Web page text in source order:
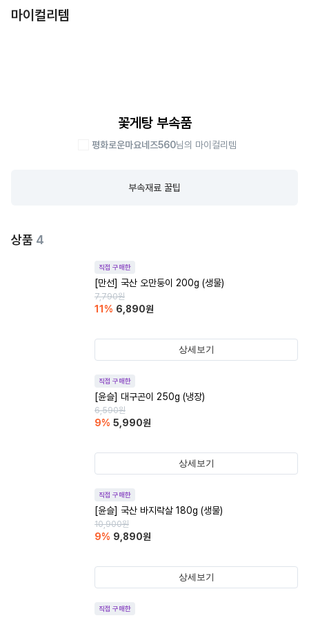
마이컬리템
꽃게탕 부속품
평화로운마요네즈560님의 마이컬리템
부속재료 꿀팁
상품 4
직접 구매한
[만선] 국산 오만둥이 200g (생물)
7,790원
11 % 6,890원
상세보기
직접 구매한
[윤슬] 대구곤이 250g (냉장)
6,590원
9% 5,990원
상세보기
직접 구매한
[윤슬] 국산 바지락살 180g (생물)
10,900원
9% 9,890원
상세보기
직접 구매한